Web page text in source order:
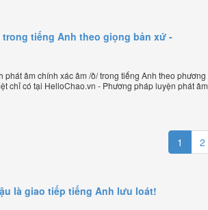
trong tiếng Anh theo giọng bản xứ -
phát âm chính xác âm /ð/ trong tiếng Anh theo phương
chỉ có tại HelloChao.vn - Phương pháp luyện phát âm
1 2
là giao tiếp tiếng Anh lưu loát!